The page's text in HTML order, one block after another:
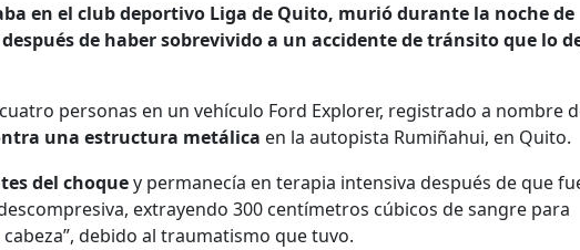
en el club deportivo Liga de Quito, murió durante la noche de
de haber sobrevivido a un accidente de tránsito que lo
personas en un vehículo Ford Explorer, registrado a nombre
una estructura metálica en la autopista Rumiñahui, en Quito.
del choquey permanecía en terapia intensiva después de que
extrayendo 300 centímetros cúbicos de sangre para
debido al traumatismo que tuvo.